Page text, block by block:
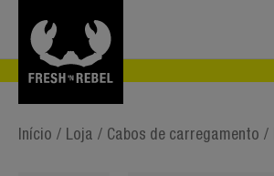
Início / Loja / Cabos de carregamento /